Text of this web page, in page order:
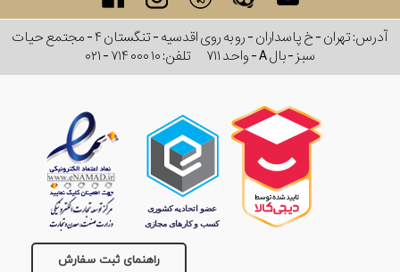
جنس
بکاررفته
آدرس: تهران - خ پاسداران - رو به روی اقدسیه - تنگستان ۴ - مجتمع حیات
سبز - بال A - واحد ۷۱۱
تلفن:۰۲۱ - ۷۱۴ ۰۰۰ ۱۰
راهنمای ثبت سفارش